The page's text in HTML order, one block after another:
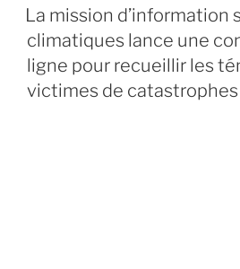
nos
régimes
aux
changements
LE
La mission d’information
climatiques lance une
ligne pour recueillir les
victimes de